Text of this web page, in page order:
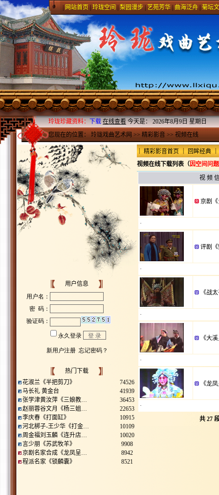
网站首页 玲珑空间 梨园漫步 艺苑芳华 曲海泛舟 菊坛
玲珑珍藏资料：下载 在线查看今天是：2026年8月9日 星期日
您现在的位置：玲珑戏曲艺术网>>精彩影音>>视频在线
用户信息
热门下载
花淑兰《半把剪刀》
74526
马长礼 黄金台
41939
张学津黄汝萍《三娘教…
36453
赵丽蓉谷文月《杨三姐…
22653
李庆春《打面缸》
10915
河北梆子-王少华《打金…
10109
周金福刘玉麟《连升店…
10020
言少朋《苏武牧羊》
9908
京剧名家合成《龙凤呈…
8942
程派名家《锁麟囊》
8521
精彩影音首页 回眸经典
视频在线下载列表（因空间问
视 频
京剧
·
评剧
·
《战
·
《大
·
《龙
·
共 27